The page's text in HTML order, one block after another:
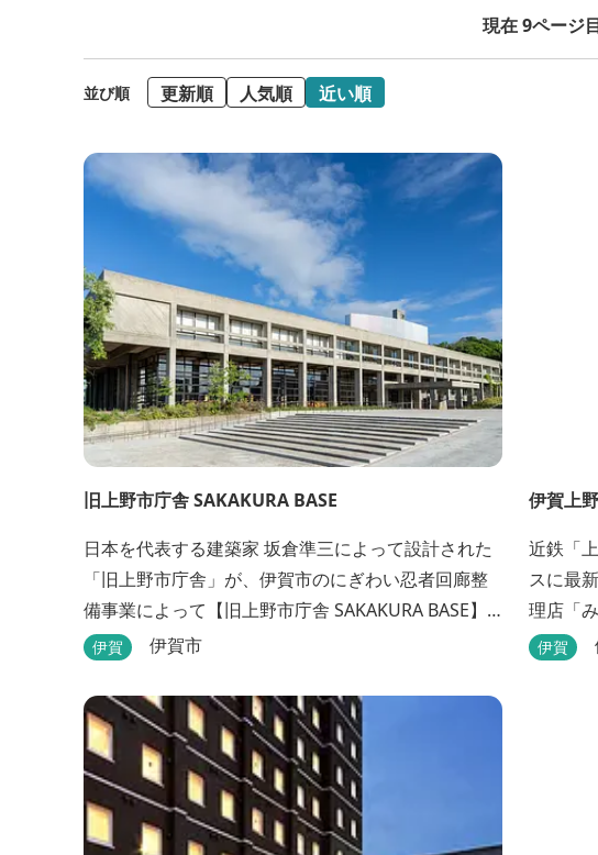
現在 9ページ
並び順 更新順 人気順 近い順
旧上野市庁舎 SAKAKURA BASE
日本を代表する建築家 坂倉準三によって設計された
「旧上野市庁舎」が、伊賀市のにぎわい忍者回廊整
備事業によって【旧上野市庁舎 SAKAKURA BASE】
として生まれ変わりました。 館内には図書館やホテ
ンフォメーションセンター」や伊賀の逸品を取り揃
えた「伊賀百貨 Souvenir Shop」も併殺されていま
す。
伊賀 伊賀市
伊賀上
近鉄「
スに最
理店「
伊賀